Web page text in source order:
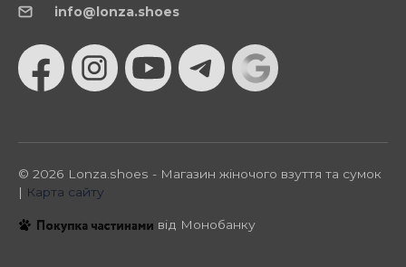
info@lonza.shoes
© 2026 Lonza.shoes - Магазин жіночого взуття та сумок
| Карта сайту
від Монобанку